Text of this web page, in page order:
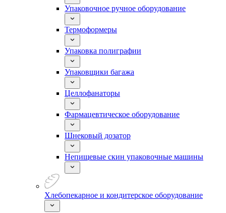
Упаковочное ручное оборудование
Термоформеры
Упаковка полиграфии
Упаковщики багажа
Целлофанаторы
Фармацевтическое оборудование
Шнековый дозатор
Непищевые скин упаковочные машины
Хлебопекарное и кондитерское оборудование